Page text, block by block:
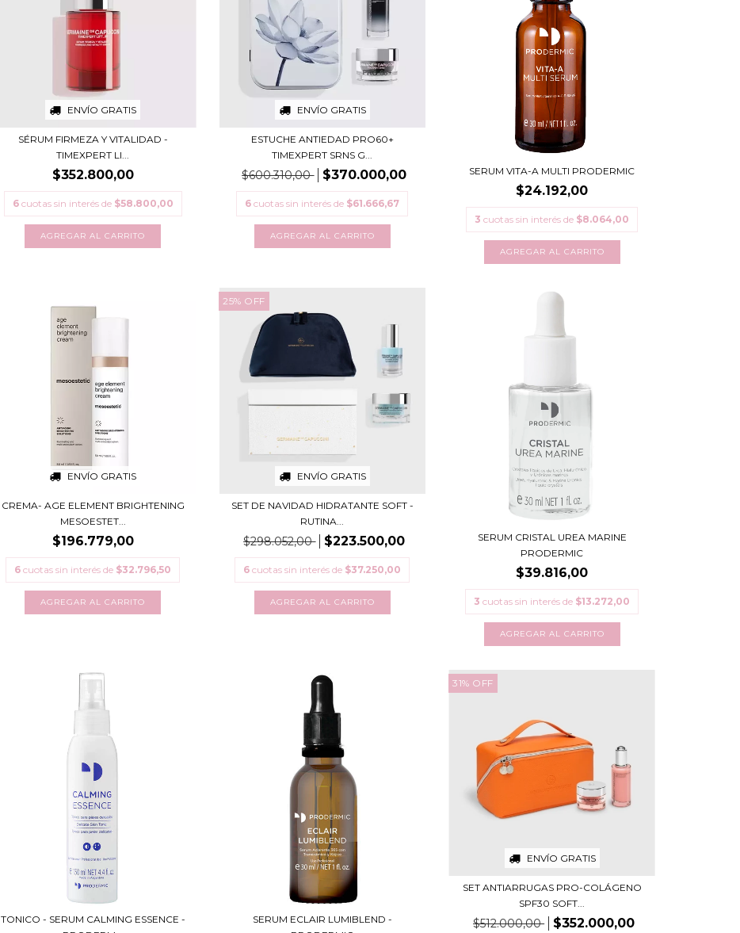
ENVÍO GRATIS
SÉRUM FIRMEZA Y VITALIDAD -
TIMEXPERT LI...
$352.800,00
6 cuotas sin interés de $58.800,00
ENVÍO GRATIS
ESTUCHE ANTIEDAD PRO60+
TIMEXPERT SRNS G...
$600.310,00 $370.000,00
6 cuotas sin interés de $61.666,67
SERUM VITA-A MULTI PRODERMIC
$24.192,00
3 cuotas sin interés de $8.064,00
ENVÍO GRATIS
CREMA- AGE ELEMENT BRIGHTENING
MESOESTET...
$196.779,00
6 cuotas sin interés de $32.796,50
25% OFF
ENVÍO GRATIS
SET DE NAVIDAD HIDRATANTE SOFT -
RUTINA...
$298.052,00 $223.500,00
6 cuotas sin interés de $37.250,00
SERUM CRISTAL UREA MARINE
PRODERMIC
$39.816,00
3 cuotas sin interés de $13.272,00
TONICO - SERUM CALMING ESSENCE -
SERUM ECLAIR LUMIBLEND -
31% OFF
ENVÍO GRATIS
SET ANTIARRUGAS PRO-COLÁGENO
SPF30 SOFT...
$512.000,00 $352.000,00